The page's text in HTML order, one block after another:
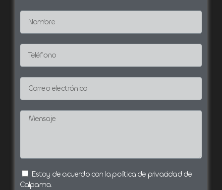
Estoy de acuerdo con la política de privacidad de
Calpama.